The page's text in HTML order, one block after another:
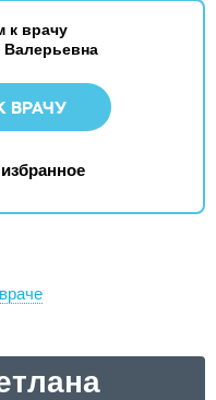
к врачу
Валерьевна
ВРАЧУ